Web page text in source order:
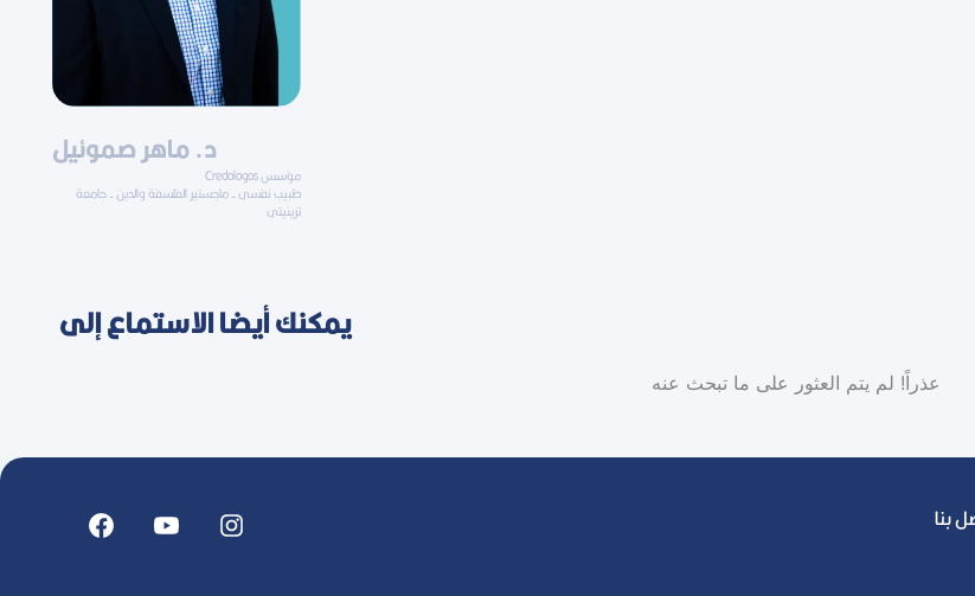
د. ماهر صموئيل
مؤسس Credologos
طبيب نفسى - ماجستير الفلسفة والدين - جامعة
ترينيتى
يمكنك أيضا الاستماع إلى
عذراً! لم يتم العثور على ما تبحث عنه
بنا